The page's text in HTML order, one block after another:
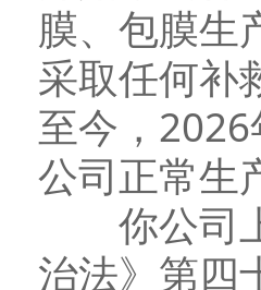
膜、包膜生
采取任何补
至今，
公司正常生
你公司上
治法》第四